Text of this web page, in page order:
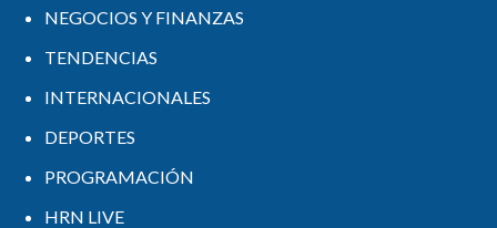
NEGOCIOS Y FINANZAS
TENDENCIAS
INTERNACIONALES
DEPORTES
PROGRAMACIÓN
HRN LIVE